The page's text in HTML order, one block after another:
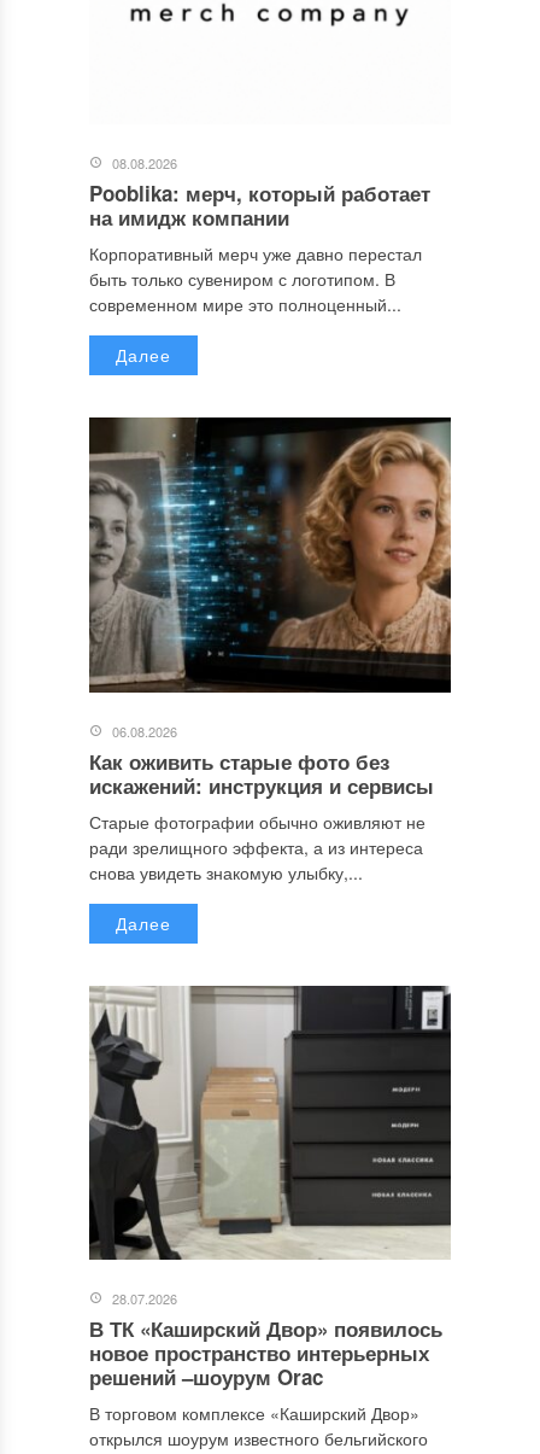
08.08.2026
Pooblika: мерч, который работает
на имидж компании
Корпоративный мерч уже давно перестал
быть только сувениром с логотипом. В
современном мире это полноценный...
Далее
06.08.2026
Как оживить старые фото без
искажений: инструкция и сервисы
Старые фотографии обычно оживляют не
ради зрелищного эффекта, а из интереса
снова увидеть знакомую улыбку,...
Далее
28.07.2026
В ТК «Каширский Двор» появилось
новое пространство интерьерных
решений –шоурум Orac
В торговом комплексе «Каширский Двор»
открылся шоурум известного бельгийского